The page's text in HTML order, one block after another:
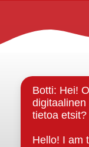
Rautalammin
Strategiat,
sopimukset
Evästeet